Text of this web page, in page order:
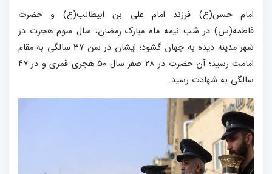
امام حسن(ع) فرزند امام علی بن ابیطالب(ع) و حضرت
فاطمه(س) در شب نیمه ماه مبارک رمضان، سال سوم هجرت در
شهر مدینه دیده به جهان گشود؛ ایشان در سن ۳۷ سالگی به مقام
امامت رسید؛ آن حضرت در ۲۸ صفر سال ۵۰ هجری قمری و در ۴۷
سالگی به شهادت رسید.